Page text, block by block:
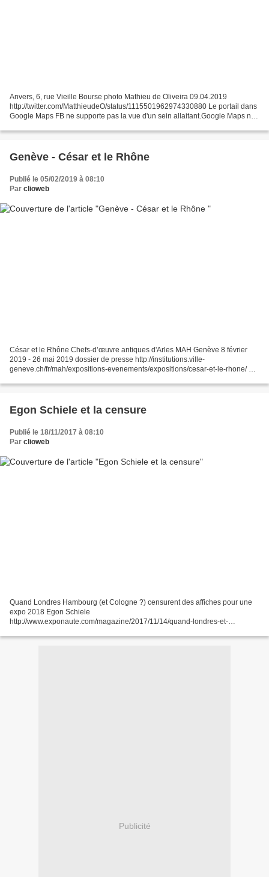
Anvers, 6, rue Vieille Bourse photo Mathieu de Oliveira 09.04.2019
http://twitter.com/MatthieudeO/status/1115501962974330880 Le portail dans
Google Maps FB ne supporte pas la vue d'un sein allaitant.Google Maps non
Genève - César et le Rhône
Publié le 05/02/2019 à 08:10
Par clioweb
César et le Rhône Chefs-d’œuvre antiques d'Arles MAH Genève 8 février
2019 - 26 mai 2019 dossier de presse http://institutions.ville-
geneve.ch/fr/mah/expositions-evenements/expositions/cesar-et-le-rhone/ FB
Egon Schiele et la censure
Publié le 18/11/2017 à 08:10
Par clioweb
Quand Londres Hambourg (et Cologne ?) censurent des affiches pour une
expo 2018 Egon Schiele
http://www.exponaute.com/magazine/2017/11/14/quand-londres-et-
oeuvres censurées : 1914 Fille aux...
Publicité